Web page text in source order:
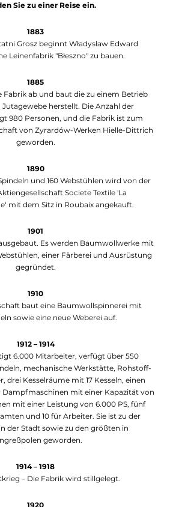
Sie zu einer Reise ein.
1883
Grosz beginnt Władysław Edward
Leinenfabrik "Błeszno" zu bauen.
1885
Fabrik ab und baut die zu einem Betrieb
Jutagewebe herstellt. Die Anzahl der
980 Personen, und die Fabrik ist zum
von Zyrardów-Werken Hielle-Dittrich
geworden.
1890
und 160 Webstühlen wird von der
Societe Textile 'La
mit dem Sitz in Roubaix angekauft.
1901
Es werden Baumwollwerke mit
einer Färberei und Ausrüstung
gegründet.
1910
baut eine Baumwollspinnerei mit
sowie eine neue Weberei auf.
1912 – 1914
6.000 Mitarbeiter, verfügt über 550
mechanische Werkstätte, Rohstoff-
drei Kesselräume mit 17 Kesseln, einen
Dampfmaschinen mit einer Kapazität von
mit einer Leistung von 6.000 PS, fünf
und 10 für Arbeiter. Sie ist zu der
der Stadt sowie zu den größten in
geworden.
1914 – 1918
– Die Fabrik wird stillgelegt.
1920